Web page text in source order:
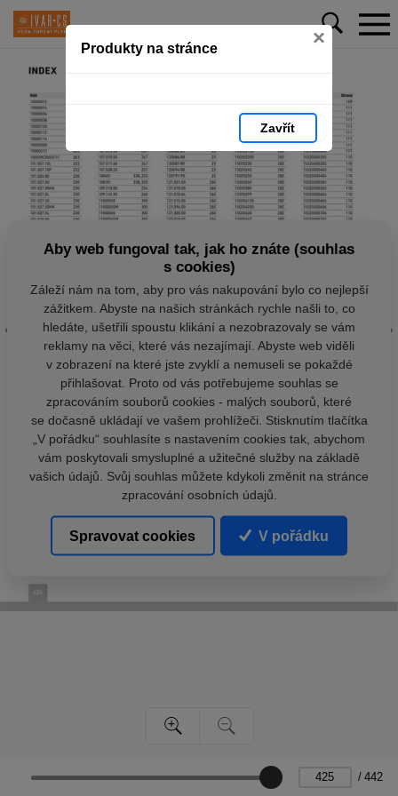
Produkty na stránce ×
Zavřít
/ 442
Aby web fungoval tak, jak ho znáte (souhlas
s cookies)
Záleží nám na tom, aby pro vás nakupování bylo co nejlepší
zážitkem. Abyste na našich stránkách rychle našli to, co
hledáte, ušetřili spoustu klikání a nezobrazovaly se vám
reklamy na věci, které vás nezajímají. Abyste web viděli
v zobrazení na které jste zvyklí a nemuseli se pokaždé
přihlašovat. Proto od vás potřebujeme souhlas se
zpracováním souborů cookies - malých souborů, které
se dočasně ukládají ve vašem prohlížeči. Stisknutím tlačítka
„V pořádku“ souhlasíte s nastavením cookies tak, abychom
vám poskytovali smysluplné a užitečné služby na základě
vašich údajů. Svůj souhlas můžete kdykoli změnit na stránce
zpracování osobních údajů.
Spravovat cookies V pořádku